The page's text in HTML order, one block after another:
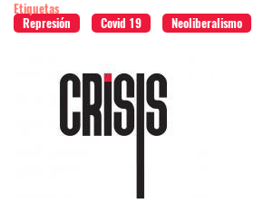
Etiquetas
Represión
Covid 19 Neoliberalismo